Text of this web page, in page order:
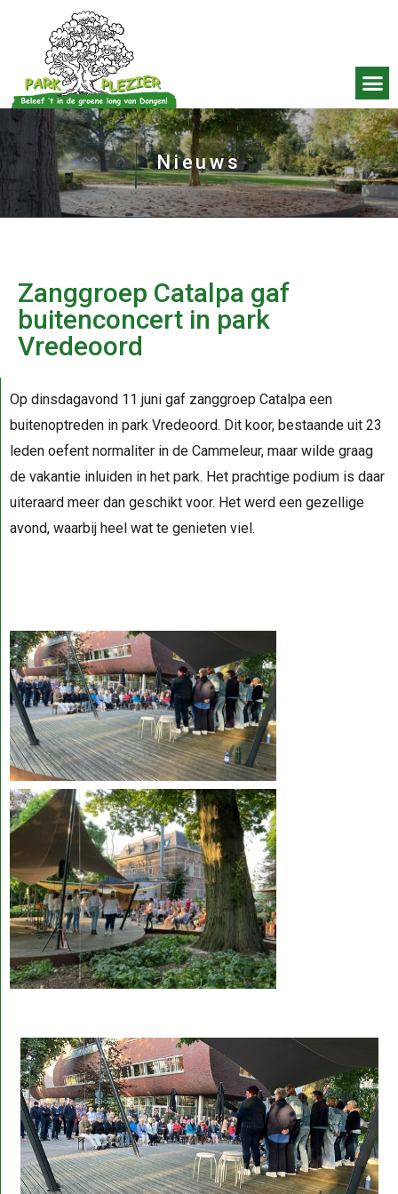
Nieuws
Zanggroep Catalpa gaf
buitenconcert in park
Vredeoord
Op dinsdagavond 11 juni gaf zanggroep Catalpa een
buitenoptreden in park Vredeoord. Dit koor, bestaande uit 23
leden oefent normaliter in de Cammeleur, maar wilde graag
de vakantie inluiden in het park. Het prachtige podium is daar
uiteraard meer dan geschikt voor. Het werd een gezellige
avond, waarbij heel wat te genieten viel.